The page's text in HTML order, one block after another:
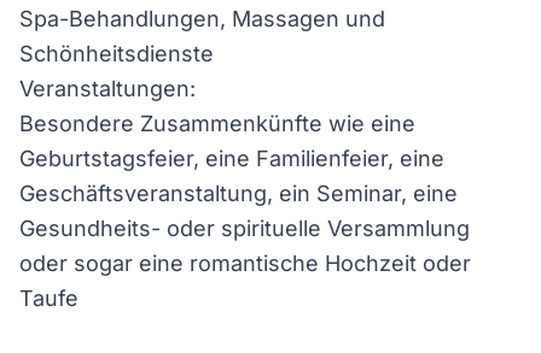
Spa-Behandlungen, Massagen und
Schönheitsdienste
Veranstaltungen:
Besondere Zusammenkünfte wie eine
Geburtstagsfeier, eine Familienfeier, eine
Geschäftsveranstaltung, ein Seminar, eine
Gesundheits- oder spirituelle Versammlung
oder sogar eine romantische Hochzeit oder
Taufe